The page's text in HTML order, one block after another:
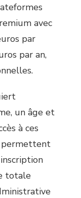
avec
par
par an,
un âge et
à ces
permettent
totale